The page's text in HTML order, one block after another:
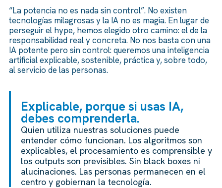
“La potencia no es nada sin control”. No existen
tecnologías milagrosas y la IA no es magia. En lugar de
perseguir el hype, hemos elegido otro camino: el de la
responsabilidad real y concreta. No nos basta con una
IA potente pero sin control: queremos una inteligencia
artificial explicable, sostenible, práctica y, sobre todo,
al servicio de las personas.
Explicable, porque si usas IA,
debes comprenderla.
Quien utiliza nuestras soluciones puede
entender cómo funcionan. Los algoritmos son
explicables, el procesamiento es comprensible y
los outputs son previsibles. Sin black boxes ni
alucinaciones. Las personas permanecen en el
centro y gobiernan la tecnología.